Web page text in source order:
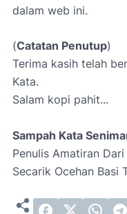
dalam web ini.
(Catatan Penutup)
Terima kasih telah
Kata.
Salam kopi pahit...
Sampah Kata
Penulis Amatiran
Secarik Ocehan Basi